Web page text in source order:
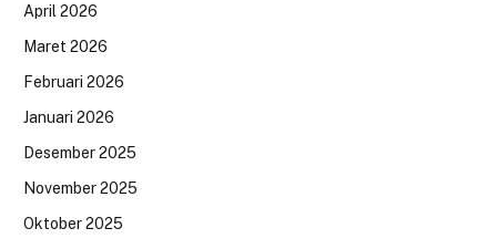
April 2026
Maret 2026
Februari 2026
Januari 2026
Desember 2025
November 2025
Oktober 2025